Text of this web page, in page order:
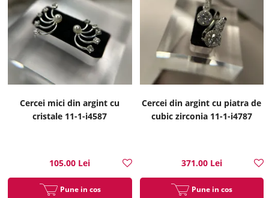
Cercei mici din argint cu
cristale 11-1-i4587
105.00 Lei
Pune in cos
Cercei din argint cu piatra de
cubic zirconia 11-1-i4787
371.00 Lei
Pune in cos